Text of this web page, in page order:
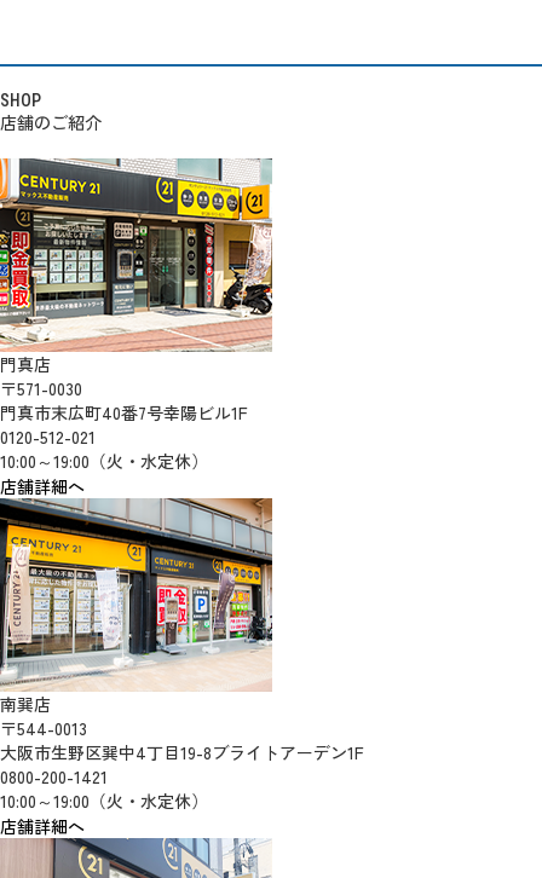
SHOP
店舗のご紹介
門真店
〒571-0030
門真市末広町40番7号幸陽ビル1F
0120-512-021
10:00～19:00（火・水定休）
店舗詳細へ
南巽店
〒544-0013
大阪市生野区巽中4丁目19-8ブライトアーデン1F
0800-200-1421
10:00～19:00（火・水定休）
店舗詳細へ